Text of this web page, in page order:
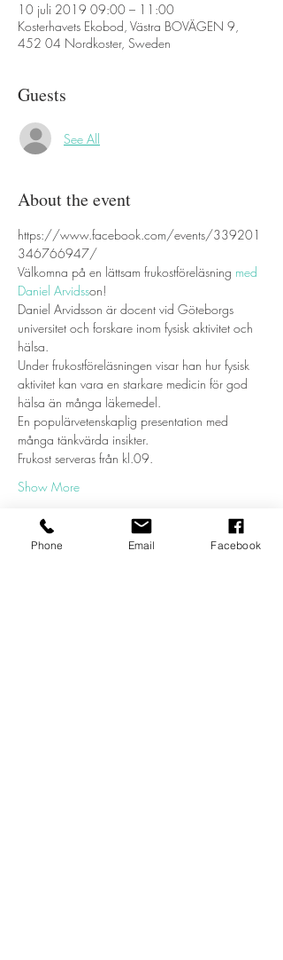
10 juli 2019 09:00 – 11:00
Kosterhavets Ekobod, Västra BOVÄGEN 9,
452 04 Nordkoster, Sweden
Guests
See All
About the event
https://www.facebook.com/events/339201
346766947/
Välkomna på en lättsam frukostföreläsning med
Daniel Arvidsson!
Daniel Arvidsson är docent vid Göteborgs
universitet och forskare inom fysisk aktivitet och
hälsa.
Under frukostföreläsningen visar han hur fysisk
aktivitet kan vara en starkare medicin för god
hälsa än många läkemedel.
En populärvetenskaplig presentation med
många tänkvärda insikter.
Frukost serveras från kl.09.
Show More
Phone Email Facebook